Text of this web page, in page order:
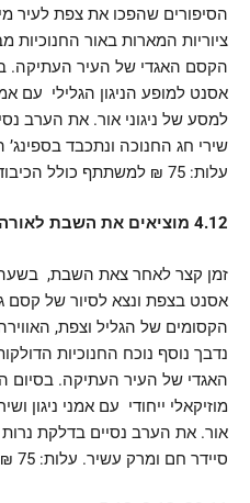
הסיפורים שהפכו את צפת לעיר
ציוריות המארות באור
הקסם האגדי של העיר העתיקה.
אסנט למופע הניגון הגלילי עם
למסע של ניגוני אור. את הערב
שירי חג החנוכה ונתכבד
עלות: 75 ₪ למשתתף כולל הכיבוד.
4.12 מוציאים את השבת לאורה של החנוכיה
אסנט בצפת ונצא לסיור של קסם
הקסומים של הגליל וצפת,
נדבך נוסף נוכח החנוכיות
האגדי של העיר העתיקה. בסיום
מוזיקאלי ייחודי עם אמני ניגון
אור. את הערב נסיים בדלקת
סיידר חם ומרק עשיר. עלות: 75 ₪ למשתתף כולל הכיבוד.